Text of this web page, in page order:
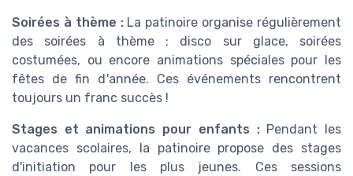
Soirées à thème :La patinoire organise régulièrement
des soirées à thème : disco sur glace, soirées
costumées, ou encore animations spéciales pour les
fêtes de fin d'année. Ces événements rencontrent
toujours un franc succès !
Stages et animations pour enfants :Pendant les
vacances scolaires, la patinoire propose des stages
d'initiation pour les plus jeunes. Ces sessions